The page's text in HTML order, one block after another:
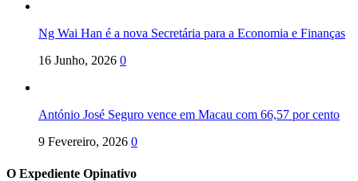
Ng Wai Han é a nova Secretária para a Economia e Finanças
16 Junho, 2026 0
António José Seguro vence em Macau com 66,57 por cento
9 Fevereiro, 2026 0
O Expediente Opinativo